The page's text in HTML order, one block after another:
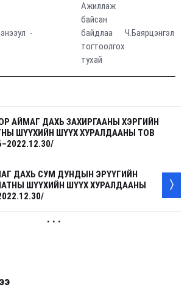
-
Ажиллаж
байсан
байдлаа
тогтоолгох
тухай
Ч.Баярцэнгэл
АЙМАГ ДАХЬ ЗАХИРГААНЫ ХЭРГИЙН
ШҮҮХИЙН ШҮҮХ ХУРАЛДААНЫ ТОВ
ДАХЬ СУМ ДУНДЫН ЭРҮҮГИЙН
ШҮҮХИЙН ШҮҮХ ХУРАЛДААНЫ
. . .